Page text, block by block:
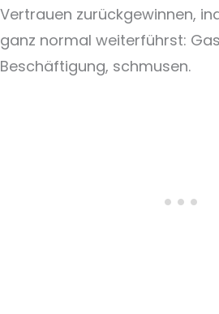
Vertrauen zurückgewinnen,
ganz normal weiterführst:
Beschäftigung, schmusen.